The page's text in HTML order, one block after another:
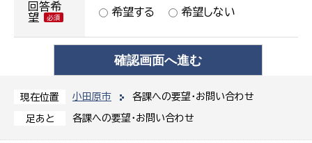
現在位置 小田原市 各課への要望・お問い合わせ
足あと 各課への要望・お問い合わせ
回答希
望
希望する 希望しない